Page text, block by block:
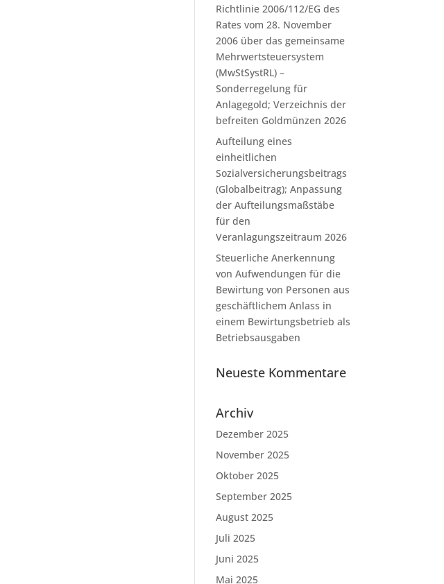
Richtlinie 2006/112/EG des
Rates vom 28. November
2006 über das gemeinsame
Mehrwertsteuersystem
(MwStSystRL) –
Sonderregelung für
Anlagegold; Verzeichnis der
befreiten Goldmünzen 2026
Aufteilung eines
einheitlichen
Sozialversicherungsbeitrags
(Globalbeitrag); Anpassung
der Aufteilungsmaßstäbe
für den
Veranlagungszeitraum 2026
Steuerliche Anerkennung
von Aufwendungen für die
Bewirtung von Personen aus
geschäftlichem Anlass in
einem Bewirtungsbetrieb als
Betriebsausgaben
Neueste Kommentare
Archiv
Dezember 2025
November 2025
Oktober 2025
September 2025
August 2025
Juli 2025
Juni 2025
Mai 2025